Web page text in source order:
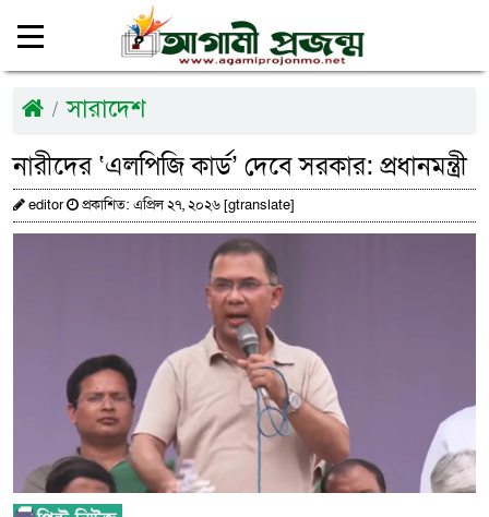
সারাদেশ
নারীদের ‘এলপিজি কার্ড’ দেবে সরকার: প্রধানমন্ত্রী
editor প্রকাশিত: এপ্রিল ২৭, ২০২৬ [gtranslate]